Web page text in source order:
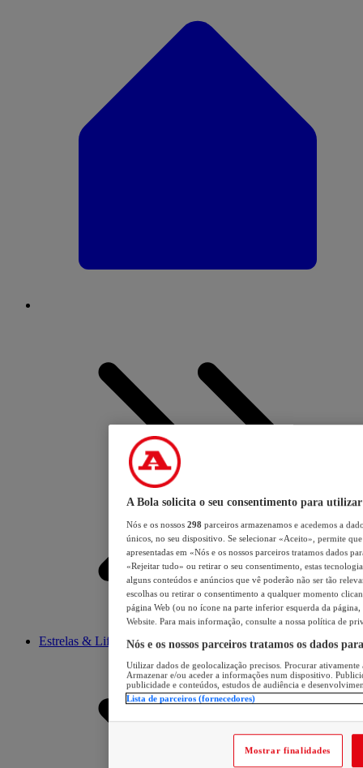
Estrelas & Lifestyle
A Bola solicita o seu consentimento para utilizar
Nós e os nossos 298 parceiros armazenamos e acedemos a
únicos, no seu dispositivo. Se selecionar «Aceito», permite
apresentadas em «Nós e os nossos parceiros tratamos dados
«Rejeitar tudo» ou retirar o seu consentimento, estas
alguns conteúdos e anúncios que vê poderão não ser tão
escolhas ou retirar o consentimento a qualquer momento
página Web (ou no ícone na parte inferior esquerda da página,
Website. Para mais informação, consulte a nossa política de
Nós e os nossos parceiros tratamos os dados
Utilizar dados de geolocalização precisos. Procurar
Armazenar e/ou aceder a informações num dispositivo.
publicidade e conteúdos, estudos de audiência e
Lista de parceiros (fornecedores)
Mostrar finalidades